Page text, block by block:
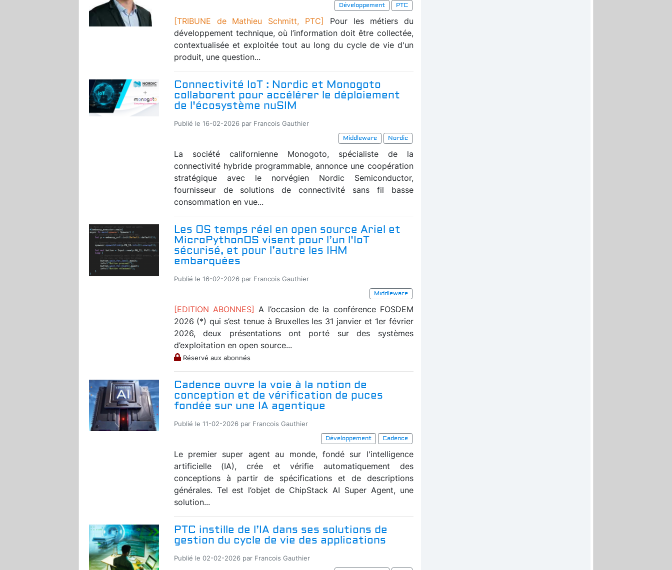
Développement
PTC
[TRIBUNE de Mathieu Schmitt, PTC]
Pour les métiers du
développement technique, où l’information doit être collectée,
contextualisée et exploitée tout au long du cycle de vie d'un
produit, une question...
Connectivité IoT : Nordic et Monogoto
collaborent pour accélérer le déploiement
de l'écosystème nuSIM
Publié le 16-02-2026 par Francois Gauthier
Middleware
Nordic
La société californienne Monogoto, spécialiste de la
connectivité hybride programmable, annonce une coopération
stratégique avec le norvégien Nordic Semiconductor,
fournisseur de solutions de connectivité sans fil basse
consommation en vue...
Les OS temps réel en open source Ariel et
MicroPythonOS visent pour l’un l'IoT
sécurisé, et pour l’autre les IHM
embarquées
Publié le 16-02-2026 par Francois Gauthier
Middleware
[EDITION ABONNES] A l’occasion de la conférence FOSDEM
2026 (*) qui s’est tenue à Bruxelles les 31 janvier et 1er février
2026, deux présentations ont porté sur des systèmes
d’exploitation en open source...
Réservé aux abonnés
Cadence ouvre la voie à la notion de
conception et de vérification de puces
fondée sur une IA agentique
Publié le 11-02-2026 par Francois Gauthier
Développement
Cadence
Le premier super agent au monde, fondé sur l'intelligence
artificielle (IA), crée et vérifie automatiquement des
conceptions à partir de spécifications et de descriptions
générales. Tel est l’objet de ChipStack AI Super Agent, une
solution...
PTC instille de l’IA dans ses solutions de
gestion du cycle de vie des applications
Publié le 02-02-2026 par Francois Gauthier